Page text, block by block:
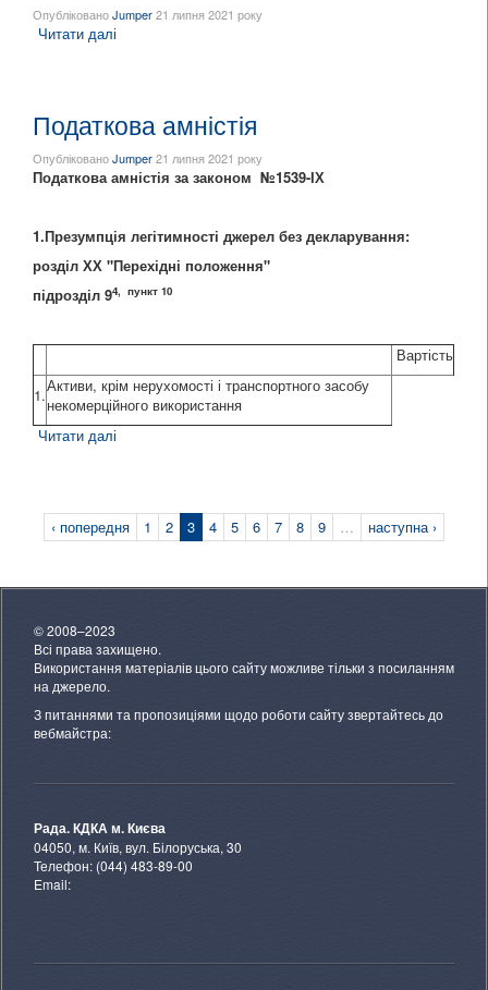
ОпублікованоJumper21 липня 2021 року
Читати далі
Податкова амністія
ОпублікованоJumper21 липня 2021 року
Податкова амністія за законом №1539-ІХ
1.Презумпція легітимності джерел без декларування:
розділ ХХ "Перехідні положення"
підрозділ 94, пункт 10
Вартість
1.Активи, крім нерухомості і транспортного засобу
некомерційного використання
Читати далі
‹ попередня 1 2 3 4 5 6 7 8 9 … наступна ›
© 2008–2023
Всі права захищено.
Використання матеріалів цього сайту можливе тільки з посиланням
на джерело.
З питаннями та пропозиціями щодо роботи сайту звертайтесь до
вебмайстра:
Рада. КДКА м. Києва
04050, м. Київ, вул. Білоруська, 30
Телефон: (044) 483-89-00
Email: